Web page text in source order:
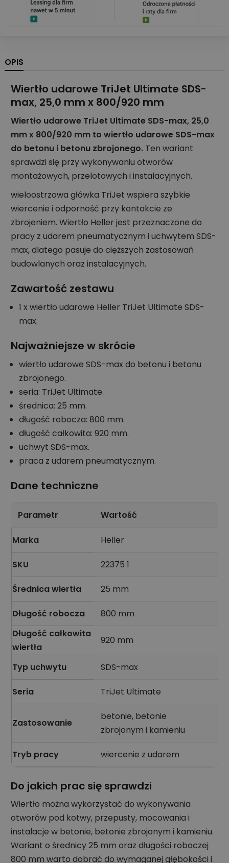
OPIS
Wiertło udarowe TriJet Ultimate SDS-
max, 25,0 mm x 800/920 mm
Wiertło udarowe TriJet Ultimate SDS-max, 25,0
mm x 800/920 mm to wiertło udarowe SDS-max
do betonu i betonu zbrojonego. Ten wariant
sprawdzi się przy wykonywaniu otworów
montażowych, przelotowych i instalacyjnych.
wieloostrzowa główka TriJet wspiera szybkie
wiercenie i odporność przy kontakcie ze
zbrojeniem. Wiertło Heller jest przeznaczone do
pracy z udarem pneumatycznym i uchwytem SDS-
max, dlatego pasuje do cięższych zastosowań
budowlanych oraz instalacyjnych.
Zawartość zestawu
1 x wiertło udarowe Heller TriJet Ultimate SDS-
max.
Najważniejsze w skrócie
wiertło udarowe SDS-max do betonu i betonu
zbrojonego.
seria: TriJet Ultimate.
średnica: 25 mm.
długość robocza: 800 mm.
długość całkowita: 920 mm.
uchwyt SDS-max.
praca z udarem pneumatycznym.
Dane techniczne
Parametr Wartość
Marka Heller
SKU 22375 1
Średnica wiertła 25 mm
Długość robocza
800 mm
Długość całkowita
wiertła
920 mm
Typ uchwytu SDS-max
Seria TriJet Ultimate
Zastosowanie
betonie, betonie
zbrojonym i kamieniu
Tryb pracy wiercenie z udarem
Do jakich prac się sprawdzi
Wiertło można wykorzystać do wykonywania
otworów pod kotwy, przepusty, mocowania i
instalacje w betonie, betonie zbrojonym i kamieniu.
Wariant o średnicy 25 mm oraz długości roboczej
800 mm warto dobrać do wymaganej głębokości i